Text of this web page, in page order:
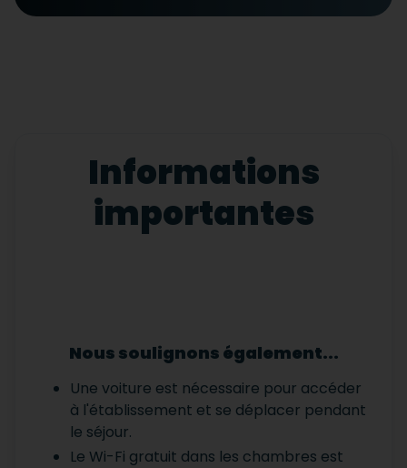
Informations
importantes
Nous soulignons également...
Une voiture est nécessaire pour accéder
à l'établissement et se déplacer pendant
le séjour.
Le Wi-Fi gratuit dans les chambres est